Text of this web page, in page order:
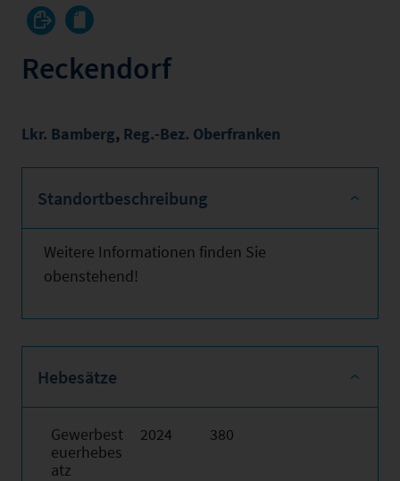
Reckendorf
Lkr. Bamberg, Reg.-Bez. Oberfranken
Standortbeschreibung
Weitere Informationen finden Sie
obenstehend!
Hebesätze
Gewerbest
euerhebes
atz
2024 380